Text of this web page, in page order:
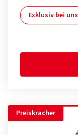
Exklusiv bei uns
Preiskracher